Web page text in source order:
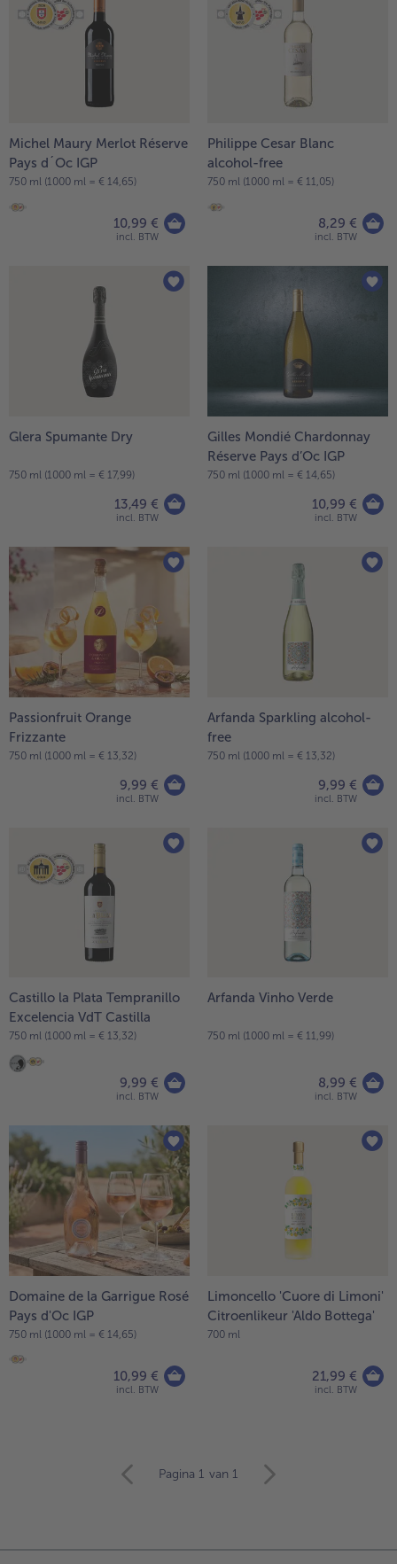
- 5 € bij aankoop van 7 maaltijden naar keuze
Michel Maury Merlot Réserve
Pays d´Oc IGP
750 ml (1000 ml = € 14,65)
10,99 €
incl. BTW
Philippe Cesar Blanc
alcohol-free
750 ml (1000 ml = € 11,05)
8,29 €
incl. BTW
Glera Spumante Dry
750 ml (1000 ml = € 17,99)
13,49 €
incl. BTW
Gilles Mondié Chardonnay
Réserve Pays d’Oc IGP
750 ml (1000 ml = € 14,65)
10,99 €
incl. BTW
Passionfruit Orange
Frizzante
750 ml (1000 ml = € 13,32)
9,99 €
incl. BTW
Arfanda Sparkling alcohol-
free
750 ml (1000 ml = € 13,32)
9,99 €
incl. BTW
Castillo la Plata Tempranillo
Excelencia VdT Castilla
750 ml (1000 ml = € 13,32)
9,99 €
incl. BTW
Arfanda Vinho Verde
750 ml (1000 ml = € 11,99)
8,99 €
incl. BTW
Domaine de la Garrigue Rosé
Pays d'Oc IGP
750 ml (1000 ml = € 14,65)
10,99 €
incl. BTW
Limoncello 'Cuore di Limoni'
Citroenlikeur 'Aldo Bottega'
700 ml
21,99 €
incl. BTW
staan
Pagina 1 van 1